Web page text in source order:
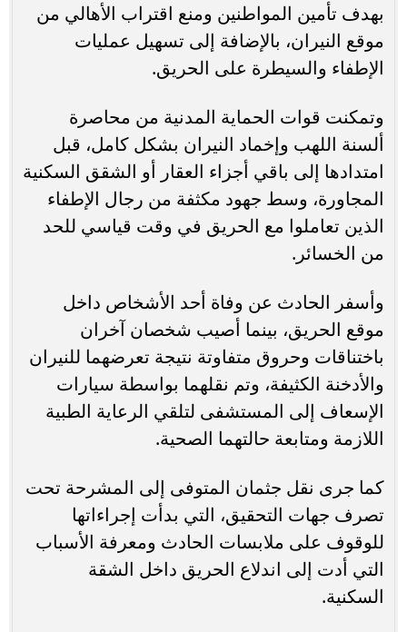
بهدف تأمين المواطنين ومنع اقتراب الأهالي من
موقع النيران، بالإضافة إلى تسهيل عمليات
الإطفاء والسيطرة على الحريق.
وتمكنت قوات الحماية المدنية من محاصرة
ألسنة اللهب وإخماد النيران بشكل كامل، قبل
امتدادها إلى باقي أجزاء العقار أو الشقق السكنية
المجاورة، وسط جهود مكثفة من رجال الإطفاء
الذين تعاملوا مع الحريق في وقت قياسي للحد
من الخسائر.
وأسفر الحادث عن وفاة أحد الأشخاص داخل
موقع الحريق، بينما أصيب شخصان آخران
باختناقات وحروق متفاوتة نتيجة تعرضهما للنيران
والأدخنة الكثيفة، وتم نقلهما بواسطة سيارات
الإسعاف إلى المستشفى لتلقي الرعاية الطبية
اللازمة ومتابعة حالتهما الصحية.
كما جرى نقل جثمان المتوفى إلى المشرحة تحت
تصرف جهات التحقيق، التي بدأت إجراءاتها
للوقوف على ملابسات الحادث ومعرفة الأسباب
التي أدت إلى اندلاع الحريق داخل الشقة
السكنية.